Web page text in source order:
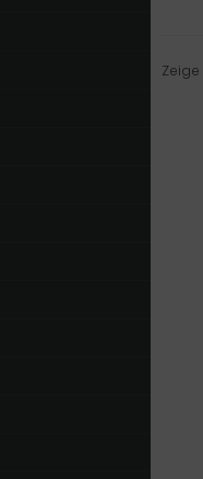
Zeige